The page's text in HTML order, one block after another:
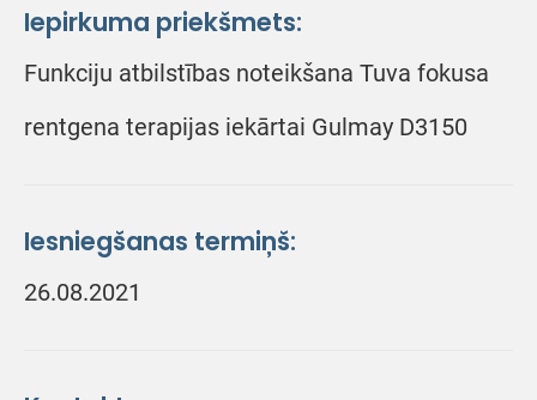
Iepirkuma priekšmets:
Funkciju atbilstības noteikšana Tuva fokusa
rentgena terapijas iekārtai Gulmay D3150
Iesniegšanas termiņš:
26.08.2021